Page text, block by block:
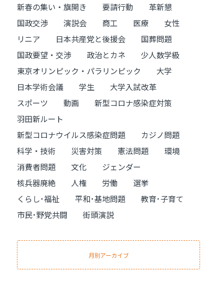
新春の集い・旗開き
要請行動
革新懇
国政交渉
演説会 商工 医療
女性
リニア
日本共産党と後援会
国葬問題
国政要望・交渉
政治とカネ
少人数学級
東京オリンピック・パラリンピック
大学
日本学術会議
学生
大学入試改革
スポーツ
動画
新型コロナ感染症対策
羽田新ルート
新型コロナウイルス感染症問題
カジノ問題
科学・技術
災害対策 憲法問題
環境
消費者問題
文化
ジェンダー
核兵器廃絶
人権 労働
選挙
くらし･福祉
平和･基地問題
教育･子育て
市民･野党共闘
街頭演説
月別アーカイブ